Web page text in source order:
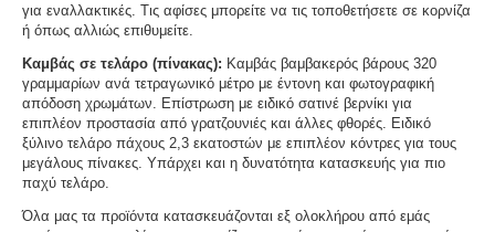
για εναλλακτικές. Τις αφίσες μπορείτε να τις τοποθετήσετε σε κορνίζα
ή όπως αλλιώς επιθυμείτε.
Καμβάς σε τελάρο (πίνακας): Καμβάς βαμβακερός βάρους 320
γραμμαρίων ανά τετραγωνικό μέτρο με έντονη και φωτογραφική
απόδοση χρωμάτων. Επίστρωση με ειδικό σατινέ βερνίκι για
επιπλέον προστασία από γρατζουνιές και άλλες φθορές. Ειδικό
ξύλινο τελάρο πάχους 2,3 εκατοστών με επιπλέον κόντρες για τους
μεγάλους πίνακες. Υπάρχει και η δυνατότητα κατασκευής για πιο
παχύ τελάρο.
Όλα μας τα προϊόντα κατασκευάζονται εξ ολοκλήρου από εμάς